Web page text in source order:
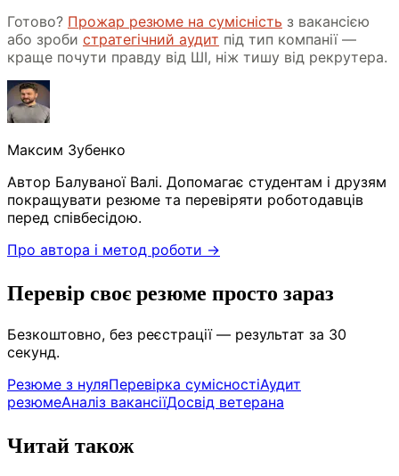
Готово? Прожар резюме на сумісність з вакансією
або зроби стратегічний аудит під тип компанії —
краще почути правду від ШІ, ніж тишу від рекрутера.
Максим Зубенко
Автор Балуваної Валі. Допомагає студентам і друзям
покращувати резюме та перевіряти роботодавців
перед співбесідою.
Про автора і метод роботи →
Перевір своє резюме просто зараз
Безкоштовно, без реєстрації — результат за 30
секунд.
Резюме з нуляПеревірка сумісностіАудит
резюмеАналіз вакансіїДосвід ветерана
Читай також